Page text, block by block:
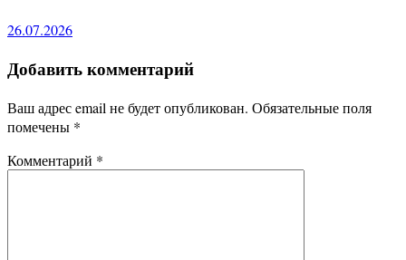
26.07.2026
Добавить комментарий
Ваш адрес email не будет опубликован. Обязательные поля
помечены *
Комментарий *